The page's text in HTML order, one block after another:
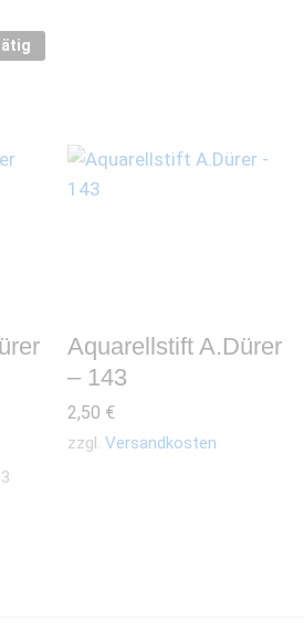
Aquarellstift A.Dürer
– 143
2,50 €
zzgl. Versandkosten